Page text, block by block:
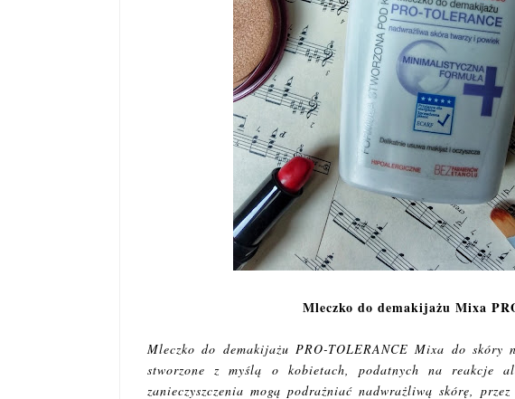
Mleczko do demakijażu Mixa
Mleczko do demakijażu PRO-TOLERANCE Mixa do skóry
stworzone z myślą o kobietach, podatnych na reakcje
zanieczyszczenia mogą podrażniać nadwrażliwą skórę,